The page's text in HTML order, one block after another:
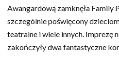
Awangardową zamknęła Family
szczególnie poświęcony
teatralne i wiele innych. Imprezę
zakończyły dwa fantastyczne